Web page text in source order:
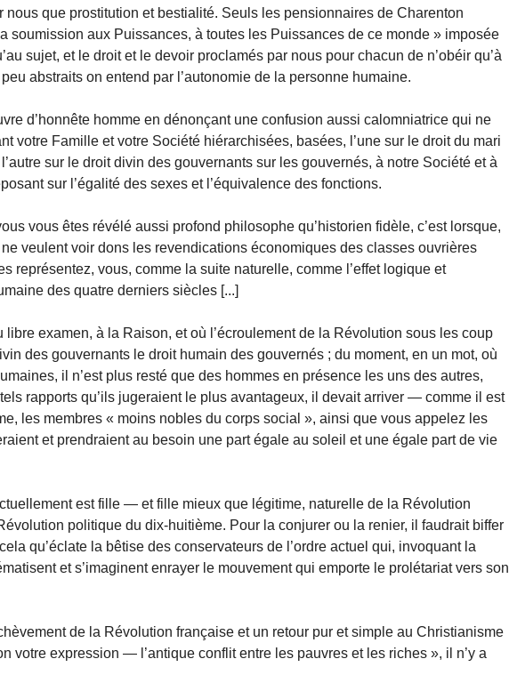
nous que prostitution et bestialité. Seuls les pensionnaires de Charenton
soumission aux Puissances, à toutes les Puissances de ce monde » imposée
sujet, et le droit et le devoir proclamés par nous pour chacun de n’obéir qu’à
abstraits on entend par l’autonomie de la personne humaine.
d’honnête homme en dénonçant une confusion aussi calomniatrice qui ne
votre Famille et votre Société hiérarchisées, basées, l’une sur le droit du mari
sur le droit divin des gouvernants sur les gouvernés, à notre Société et à
sur l’égalité des sexes et l’équivalence des fonctions.
vous êtes révélé aussi profond philosophe qu’historien fidèle, c’est lorsque,
veulent voir dons les revendications économiques des classes ouvrières
représentez, vous, comme la suite naturelle, comme l’effet logique et
des quatre derniers siècles [...]
examen, à la Raison, et où l’écroulement de la Révolution sous les coup
des gouvernants le droit humain des gouvernés ; du moment, en un mot, où
il n’est plus resté que des hommes en présence les uns des autres,
rapports qu’ils jugeraient le plus avantageux, il devait arriver — comme il est
les membres « moins nobles du corps social », ainsi que vous appelez les
et prendraient au besoin une part égale au soleil et une égale part de vie
est fille — et fille mieux que légitime, naturelle de la Révolution
politique du dix-huitième. Pour la conjurer ou la renier, il faudrait biffer
qu’éclate la bêtise des conservateurs de l’ordre actuel qui, invoquant la
et s’imaginent enrayer le mouvement qui emporte le prolétariat vers son
de la Révolution française et un retour pur et simple au Christianisme
votre expression — l’antique conflit entre les pauvres et les riches », il n’y a